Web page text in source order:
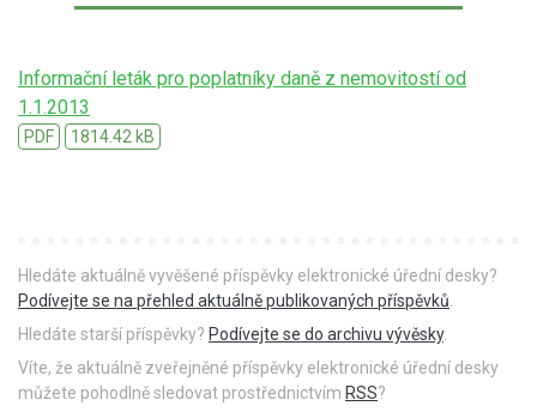
Informační leták pro poplatníky daně z nemovitostí od
1.1.2013
PDF 1814.42 kB
Hledáte aktuálně vyvěšené příspěvky elektronické úřední desky?
Podívejte se na přehled aktuálně publikovaných příspěvků
Hledáte starší příspěvky? Podívejte se do archivu vývěsky.
Víte, že aktuálně zveřejněné příspěvky elektronické úřední desky
můžete pohodlně sledovat prostřednictvím RSS?